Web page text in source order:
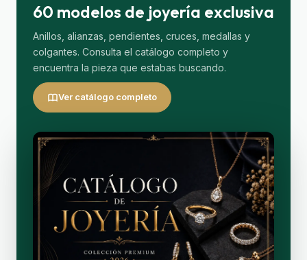
60 modelos de joyería exclusiva
Anillos, alianzas, pendientes, cruces, medallas y
colgantes. Consulta el catálogo completo y
encuentra la pieza que estabas buscando.
Ver catálogo completo